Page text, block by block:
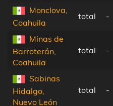
Monclova,
Coahuila
total -
Minas de
Barroterán,
Coahuila
total -
Sabinas
Hidalgo,
Nuevo León
total -